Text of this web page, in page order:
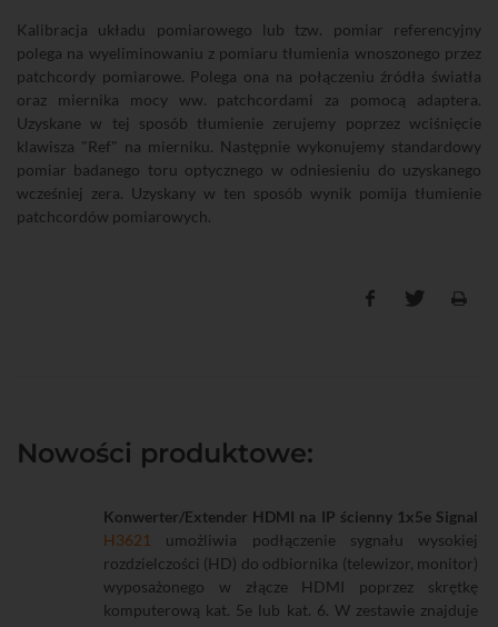
Kalibracja układu pomiarowego lub tzw. pomiar referencyjny
polega na wyeliminowaniu z pomiaru tłumienia wnoszonego przez
patchcordy pomiarowe. Polega ona na połączeniu źródła światła
oraz miernika mocy ww. patchcordami za pomocą adaptera.
Uzyskane w tej sposób tłumienie zerujemy poprzez wciśnięcie
klawisza "Ref" na mierniku. Następnie wykonujemy standardowy
pomiar badanego toru optycznego w odniesieniu do uzyskanego
wcześniej zera. Uzyskany w ten sposób wynik pomija tłumienie
patchcordów pomiarowych.
Nowości produktowe:
Konwerter/Extender HDMI na IP ścienny 1x5e Signal
H3621
umożliwia podłączenie sygnału wysokiej
rozdzielczości (HD) do odbiornika (telewizor, monitor)
wyposażonego w złącze HDMI poprzez skrętkę
komputerową kat. 5e lub kat. 6. W zestawie znajduje